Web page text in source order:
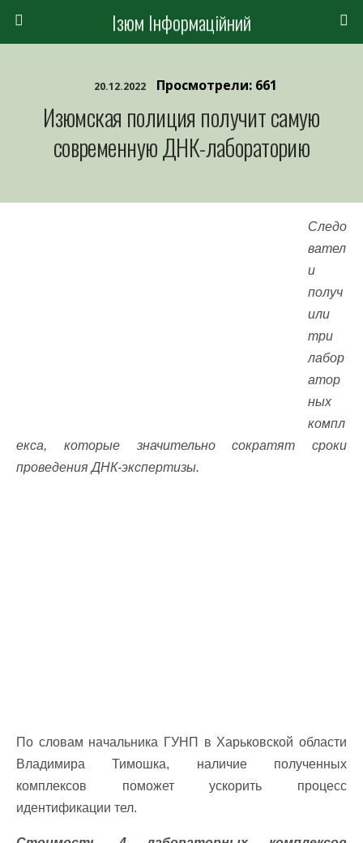
Ізюм Інформаційний
20.12.2022 Просмотрели: 661
Изюмская полиция получит самую
современную ДНК-лабораторию
Следо
вател
и
получ
или
три
лабор
атор
ных
компл
екса, которые значительно сократят сроки
проведения ДНК-экспертизы.
По словам начальника ГУНП в Харьковской области
Владимира Тимошка, наличие полученных
комплексов поможет ускорить процесс
идентификации тел.